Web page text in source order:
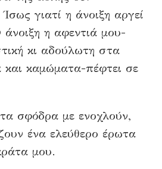
γιατί η άνοιξη αργεί
άνοιξη η αφεντιά μου-
κι αδούλωτη στα
και καμώματα-πέφτει σε
σφόδρα με ενοχλούν,
ένα ελεύθερο έρωτα
μου.